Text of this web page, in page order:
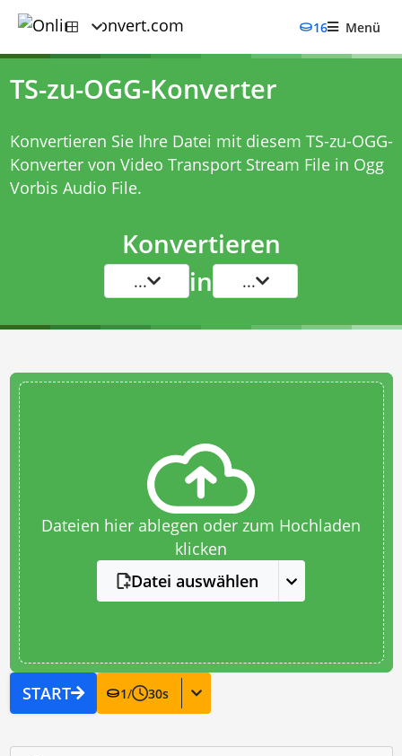
16 Menü
TS-zu-OGG-Konverter
Konvertieren Sie Ihre Datei mit diesem TS-zu-OGG-
Konvertervon Video Transport Stream File in Ogg
Vorbis Audio File.
Konvertieren
... in ...
Dateien hier ablegen oder zum Hochladen
klicken
Datei auswählen
START 1/ 30s